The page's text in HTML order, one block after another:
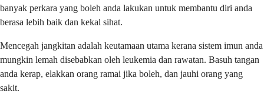
banyak perkara yang boleh anda lakukan untuk membantu diri anda
berasa lebih baik dan kekal sihat.
Mencegah jangkitan adalah keutamaan utama kerana sistem imun anda
mungkin lemah disebabkan oleh leukemia dan rawatan. Basuh tangan
anda kerap, elakkan orang ramai jika boleh, dan jauhi orang yang
sakit.